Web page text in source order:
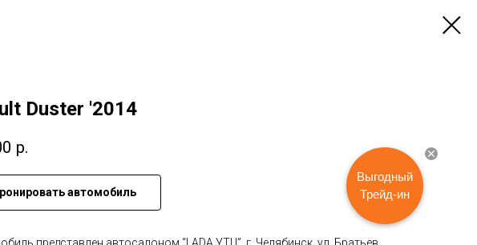
Duster '2014
р.
автомобиль
Выгодный
Трейд-ин